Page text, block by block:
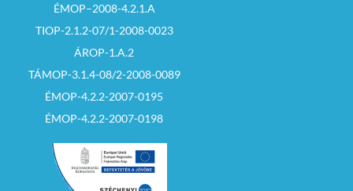
ÉMOP–2008-4.2.1.A
TIOP-2.1.2-07/1-2008-0023
ÁROP-1.A.2
TÁMOP-3.1.4-08/2-2008-0089
ÉMOP-4.2.2-2007-0195
ÉMOP-4.2.2-2007-0198